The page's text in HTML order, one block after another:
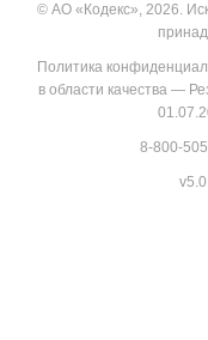
© АО «Кодекс», 2026.
Политика
в области качества—
8-800-